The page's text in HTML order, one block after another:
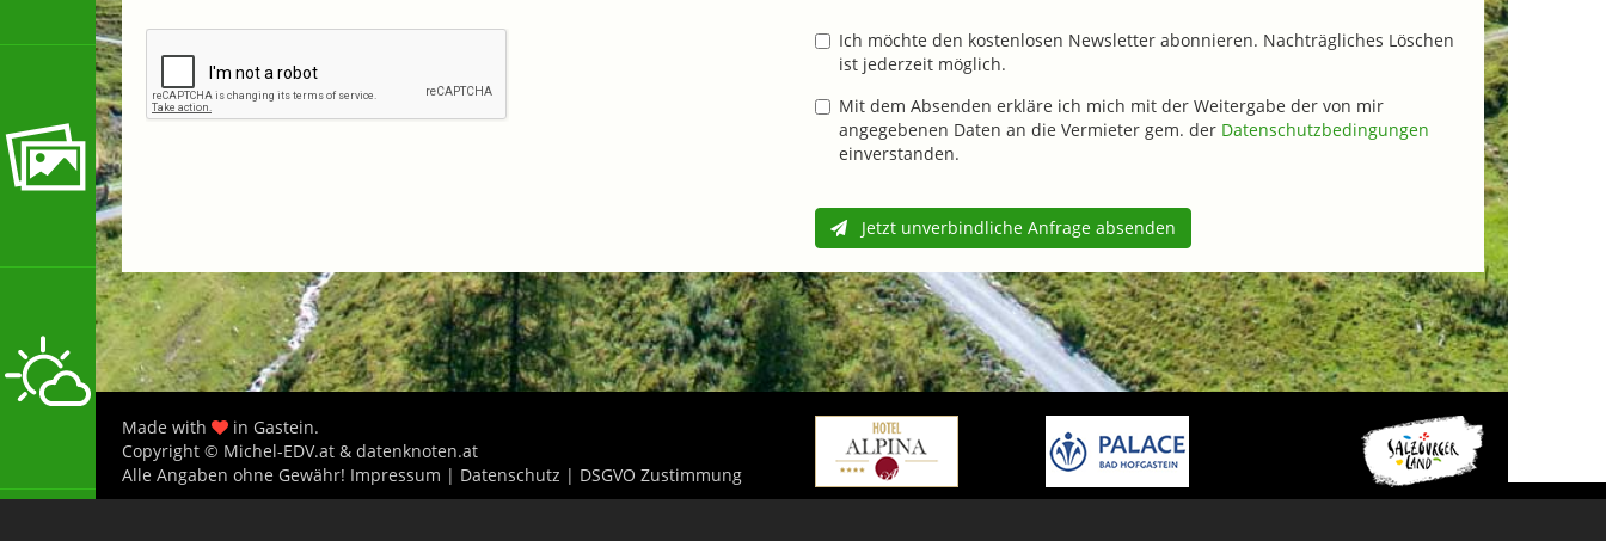
Ich möchte den kostenlosen Newsletter abonnieren. Nachträgliches Löschen
ist jederzeit möglich.
Mit dem Absenden erkläre ich mich mit der Weitergabe der von mir
angegebenen Daten an die Vermieter gem. der Datenschutzbedingungen
einverstanden.
Jetzt unverbindliche Anfrage absenden
Made with
in Gastein.
Copyright © Michel-EDV.at & datenknoten.at
Alle Angaben ohne Gewähr! Impressum | Datenschutz | DSGVO Zustimmung